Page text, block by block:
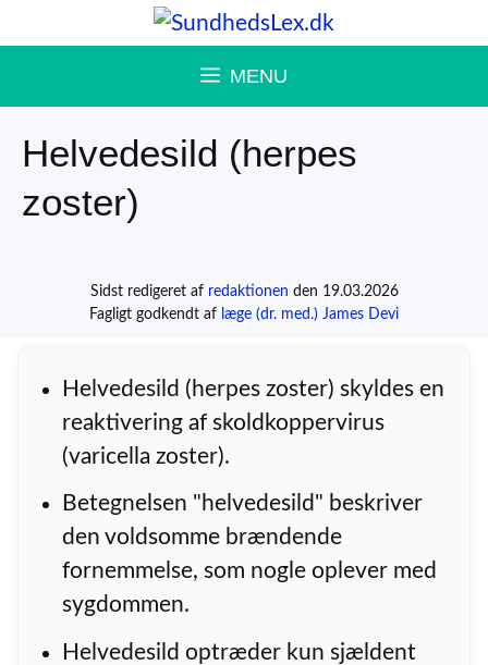
til
MENU
Helvedesild (herpes
zoster)
Sidst redigeret af redaktionen den 19.03.2026
Fagligt godkendt af læge (dr. med.) James Devi
Helvedesild (herpes zoster) skyldes en
reaktivering af skoldkoppervirus
(varicella zoster).
Betegnelsen "helvedesild" beskriver
den voldsomme brændende
fornemmelse, som nogle oplever med
sygdommen.
Helvedesild optræder kun sjældent